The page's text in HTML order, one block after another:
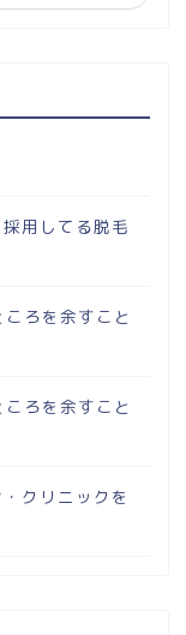
用してる脱毛
ろを余すこと
ろを余すこと
クリニックを